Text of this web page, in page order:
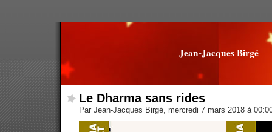
Jean-Jacques Birgé
Le Dharma sans rides
Par Jean-Jacques Birgé, mercredi 7 mars 2018 à